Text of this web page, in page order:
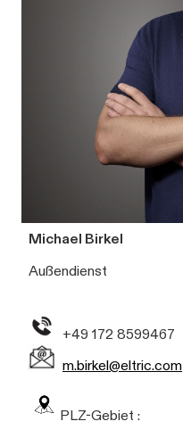
Michael Birkel
Außendienst
+49 172 8599467
m.birkel@eltric.com
PLZ-Gebiet :